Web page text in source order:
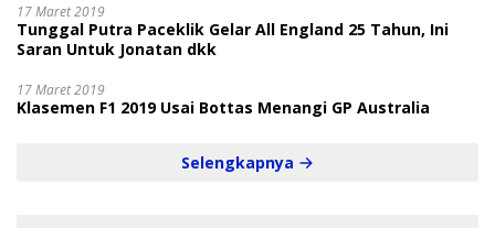
17 Maret 2019
Tunggal Putra Paceklik Gelar All England 25 Tahun, Ini
Saran Untuk Jonatan dkk
17 Maret 2019
Klasemen F1 2019 Usai Bottas Menangi GP Australia
Selengkapnya